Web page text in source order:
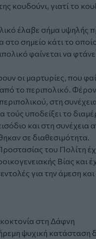
κουδούνι, γιατί το
έλαβε σήμα υψηλής
σημείο κάτι το οποίο
φαίνεται να
οι μαρτυρίες, που
το περιπολικό.
στη
τούς υποδείξει το
και στη
σε διαθεσιμότητα.
του Πολίτη
Βίας και
για την άμεση
στη Δάφνη
ψυχική κατάσταση